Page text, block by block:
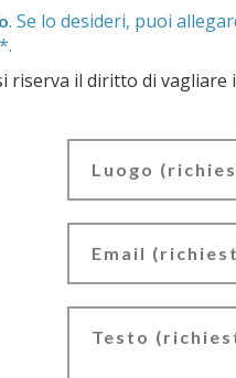
di vagliare il contenuto di